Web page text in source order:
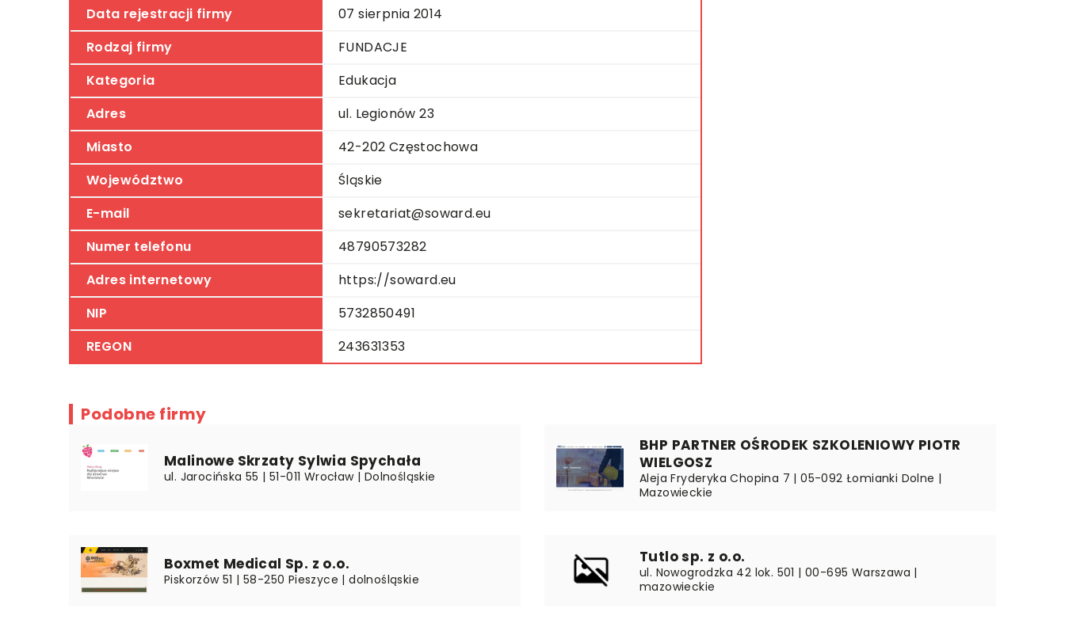
Data rejestracji firmy
07 sierpnia 2014
Rodzaj firmy
FUNDACJE
Kategoria
Edukacja
Adres
ul. Legionów 23
Miasto
42-202 Częstochowa
Województwo
Śląskie
E-mail
sekretariat@soward.eu
Numer telefonu
48790573282
Adres internetowy
https://soward.eu
NIP
5732850491
REGON
243631353
Podobne firmy
Malinowe Skrzaty Sylwia Spychała
ul. Jarocińska 55 | 51-011 Wrocław | Dolnośląskie
BHP PARTNER OŚRODEK SZKOLENIOWY PIOTR
WIELGOSZ
Aleja Fryderyka Chopina 7 | 05-092 Łomianki Dolne |
Mazowieckie
Boxmet Medical Sp. z o.o.
Piskorzów 51 | 58-250 Pieszyce | dolnośląskie
Tutlo sp. z o.o.
ul. Nowogrodzka 42 lok. 501 | 00-695 Warszawa |
mazowieckie